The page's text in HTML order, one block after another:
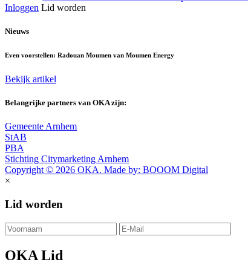
Inloggen Lid worden
Nieuws
Even voorstellen: Radouan Moumen van Moumen Energy
Bekijk artikel
Belangrijke partners van OKA zijn:
Gemeente Arnhem
StAB
PBA
Stichting Citymarketing Arnhem
Copyright © 2026 OKA. Made by: BOOOM Digital
×
Lid worden
OKA Lid